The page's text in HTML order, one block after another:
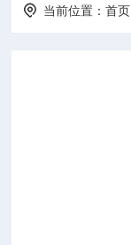
当前位置：首页